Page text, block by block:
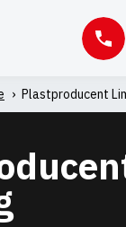
' Plastproducent